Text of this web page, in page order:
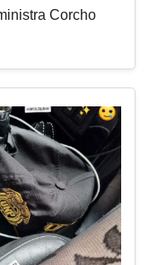
Corcho